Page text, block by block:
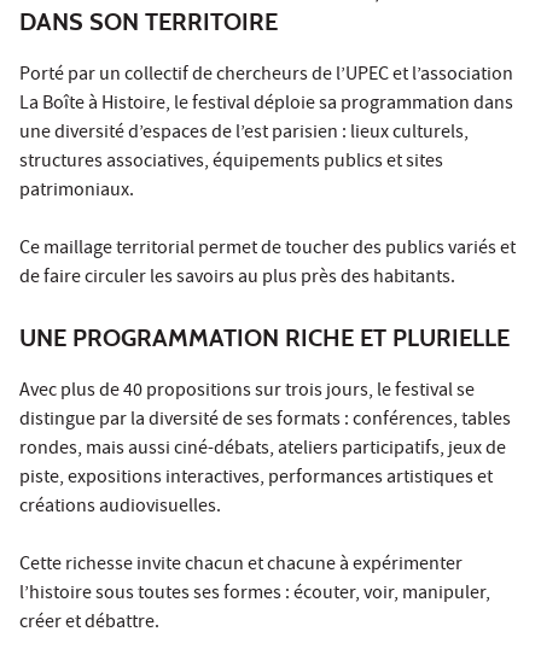
DANS SON TERRITOIRE
Porté par un collectif de chercheurs de l’UPEC et l’association
La Boîte à Histoire, le festival déploie sa programmation dans
une diversité d’espaces de l’est parisien : lieux culturels,
structures associatives, équipements publics et sites
patrimoniaux.
Ce maillage territorial permet de toucher des publics variés et
de faire circuler les savoirs au plus près des habitants.
UNE PROGRAMMATION RICHE ET PLURIELLE
Avec plus de 40 propositions sur trois jours, le festival se
distingue par la diversité de ses formats : conférences, tables
rondes, mais aussi ciné-débats, ateliers participatifs, jeux de
piste, expositions interactives, performances artistiques et
créations audiovisuelles.
Cette richesse invite chacun et chacune à expérimenter
l’histoire sous toutes ses formes : écouter, voir, manipuler,
créer et débattre.